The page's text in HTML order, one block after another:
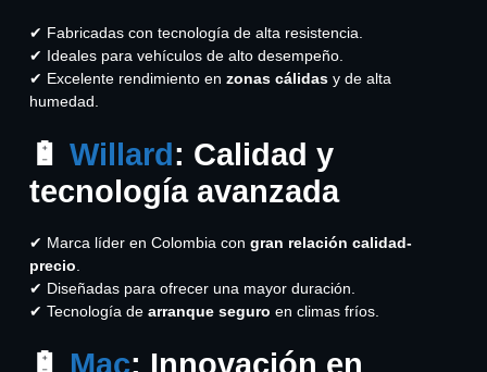
✔ Fabricadas con tecnología de alta resistencia.
✔ Ideales para vehículos de alto desempeño.
✔ Excelente rendimiento en zonas cálidasy de alta
humedad.
🔋 Willard: Calidad y
tecnología avanzada
✔ Marca líder en Colombia con gran relación calidad-
precio
✔ Diseñadas para ofrecer una mayor duración.
✔ Tecnología de arranque seguro en climas fríos.
🔋 Mac: Innovación en